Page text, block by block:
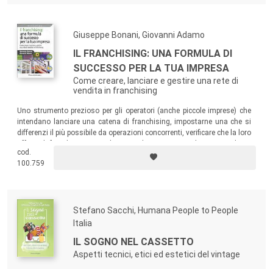
Giuseppe Bonani, Giovanni Adamo
IL FRANCHISING: UNA FORMULA DI
SUCCESSO PER LA TUA IMPRESA
Come creare, lanciare e gestire una rete di
vendita in franchising
Uno strumento prezioso per gli operatori (anche piccole imprese) che
intendano lanciare una catena di franchising, impostarne una che si
differenzi il più possibile da operazioni concorrenti, verificare che la loro
di sicuro interesse anche per i consulenti di marketing, per le scuole di
formazione, per gli enti che finanziano le attività di franchising.
cod.
100.759
Stefano Sacchi, Humana People to People
Italia
IL SOGNO NEL CASSETTO
Aspetti tecnici, etici ed estetici del vintage